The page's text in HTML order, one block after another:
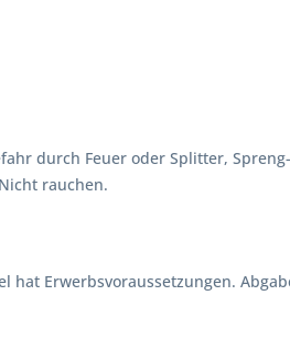
durch Feuer oder Splitter,
rauchen.
hat Erwerbsvoraussetzungen.